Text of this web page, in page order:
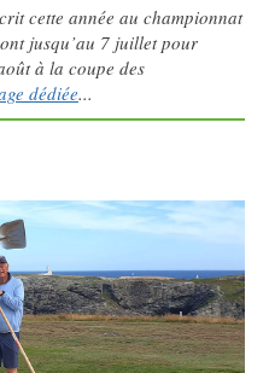
cette année au championnat
jusqu’au 7 juillet pour
à la coupe des
dédiée...